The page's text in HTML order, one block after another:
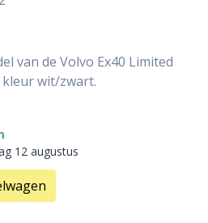
van de Volvo Ex40 Limited
kleur wit/zwart.
12 augustus